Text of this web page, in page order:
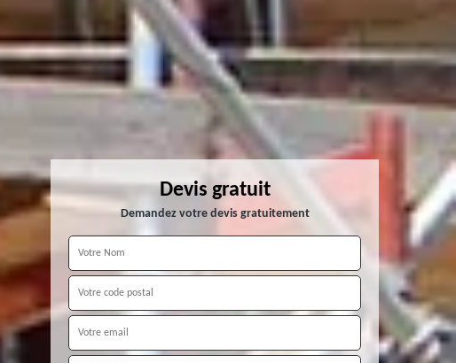
Devis gratuit
Demandez votre devis gratuitement